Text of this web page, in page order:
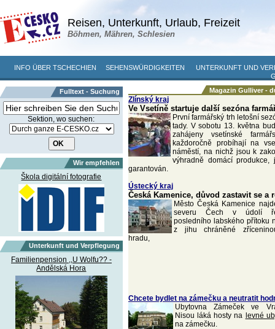
Reisen, Unterkunft, Urlaub, Freizeit
Böhmen, Mähren, Schlesien
INFO ÜBER TSCHECHIEN SEHENSWÜRDIGKEITEN
UNTERKUNFT UND
Fulltext - Suchung
Sektion, wo suchen:
Wir empfehlen
Škola digitální fotografie
Unterkunft und Verpflegung
Familienpension ,,U Wolfu?? -
Andělská Hora
Magazin Gulliver -
Zlínský kraj
Ve Vsetíně startuje další sezóna
První farmářský trh letošní
tady. V sobotu 13. května
zahájeny vsetínské
každoročně probíhají na
náměstí, na nichž jsou k
výhradně domácí produkce,
garantován.
Ústecký kraj
Česká Kamenice, důvod zastavit se a
Město Česká Kamenice
severu Čech v údolí
posledního labského přítoku
z jihu chráněné
hradu,
Chcete bydlet na zámečku a neutratit
Ubytovna Zámeček ve
Nisou láká hosty na levné
na zámečku.